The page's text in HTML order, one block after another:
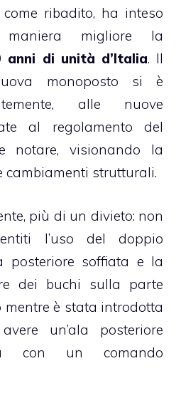
ribadito, ha inteso
maniera migliore la
anni di unità d’Italia. Il
monoposto si è
alle nuove
al regolamento del
notare, visionando la
cambiamenti strutturali.
più di un divieto: non
l’uso del doppio
posteriore soffiata e la
dei buchi sulla parte
è stata introdotta
un’ala posteriore
con un comando